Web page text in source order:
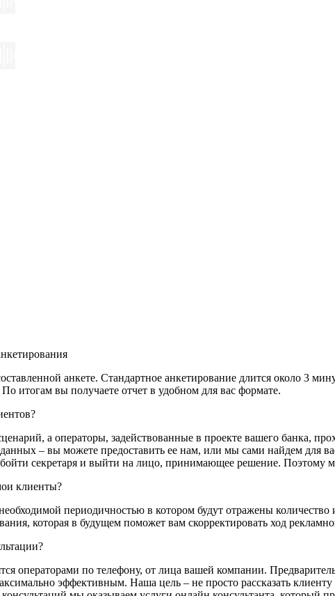
анкете. Стандартное анкетирование длится около 3
итогам вы получаете отчет в удобном для вас формате.
а операторы, задействованные в проекте вашего банка,
данных – вы можете предоставить ее нам, или мы сами найдем для
секретаря и выйти на лицо, принимающее решение. Поэтому
клиенты?
периодичностью в котором будут отражены
которая в будущем поможет вам скорректировать ход
операторами по телефону, от лица вашей компании.
эффективным. Наша цель – не просто рассказать